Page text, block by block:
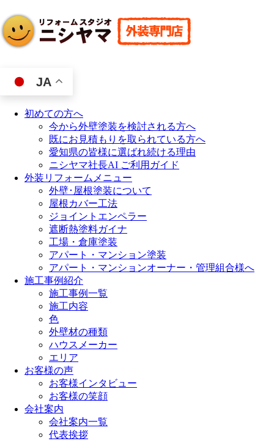
JA
初めての方へ
今から外壁塗装を検討される方へ
既にお見積もりを取られている方へ
愛知県の皆様に選ばれ続ける理由
ニシヤマ社長AI ご利用ガイド
外装リフォームメニュー
外壁･屋根塗装について
屋根カバー工法
ジョイントエンペラー
遮断熱塗料ガイナ
工場・倉庫塗装
アパート・マンション塗装
アパート・マンションオーナー・管理組合様へ
施工事例紹介
施工事例一覧
施工内容
色
外壁材の種類
ハウスメーカー
エリア
お客様の声
お客様インタビュー
お客様の笑顔
会社案内
会社案内一覧
代表挨拶